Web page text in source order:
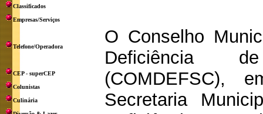
Classificados
Empresas/Serviços
Telefone/Operadora
CEP - superCEP
Colunistas
Culinária
O Conselho
Deficiência
(COMDEFSC),
Secretaria